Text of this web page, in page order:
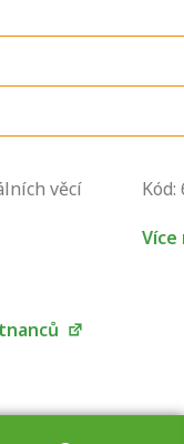
věcí
Kód:
Více